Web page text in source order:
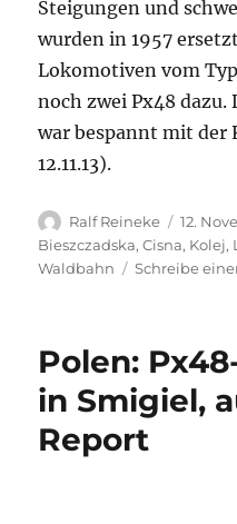
Steigungen und
wurden in 1957
Lokomotiven vom
noch zwei Px48 dazu.
war bespannt mit der
12.11.13).
Autor
Ralf Reineke
am
12.
Bieszczadska,Cisna, Kolej,
Waldbahn
Schreibe
Polen:
in Smigiel,
Report